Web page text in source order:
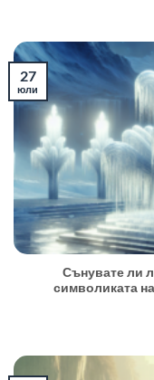
Сънувате ли
символиката
27
юли